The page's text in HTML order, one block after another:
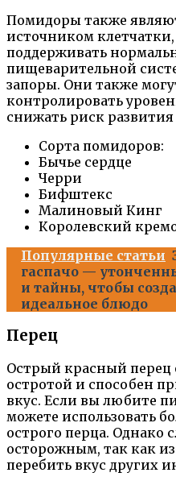
Помидоры также
источником
поддерживать
пищеварительной
запоры. Они также
контролировать
снижать риск развития
Сорта помидоров:
Бычье сердце
Черри
Бифштекс
Малиновый Кинг
Королевский
Популярные статьи
гаспачо —
и тайны, чтобы
идеальное блюдо
Перец
Острый красный перец
остротой и способен
вкус. Если вы любите
можете использовать
острого перца. Однако
осторожным, так как
перебить вкус других